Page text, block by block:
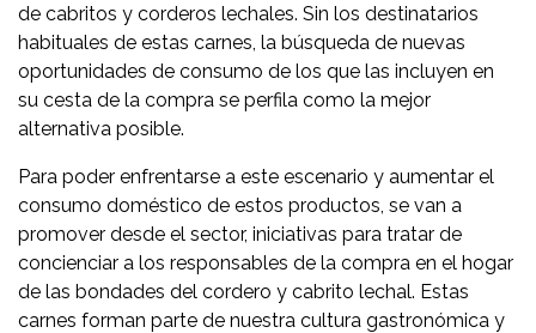
de cabritos y corderos lechales. Sin los destinatarios
habituales de estas carnes, la búsqueda de nuevas
oportunidades de consumo de los que las incluyen en
su cesta de la compra se perfila como la mejor
alternativa posible.
Para poder enfrentarse a este escenario y aumentar el
consumo doméstico de estos productos, se van a
promover desde el sector, iniciativas para tratar de
concienciar a los responsables de la compra en el hogar
de las bondades del cordero y cabrito lechal. Estas
carnes forman parte de nuestra cultura gastronómica y